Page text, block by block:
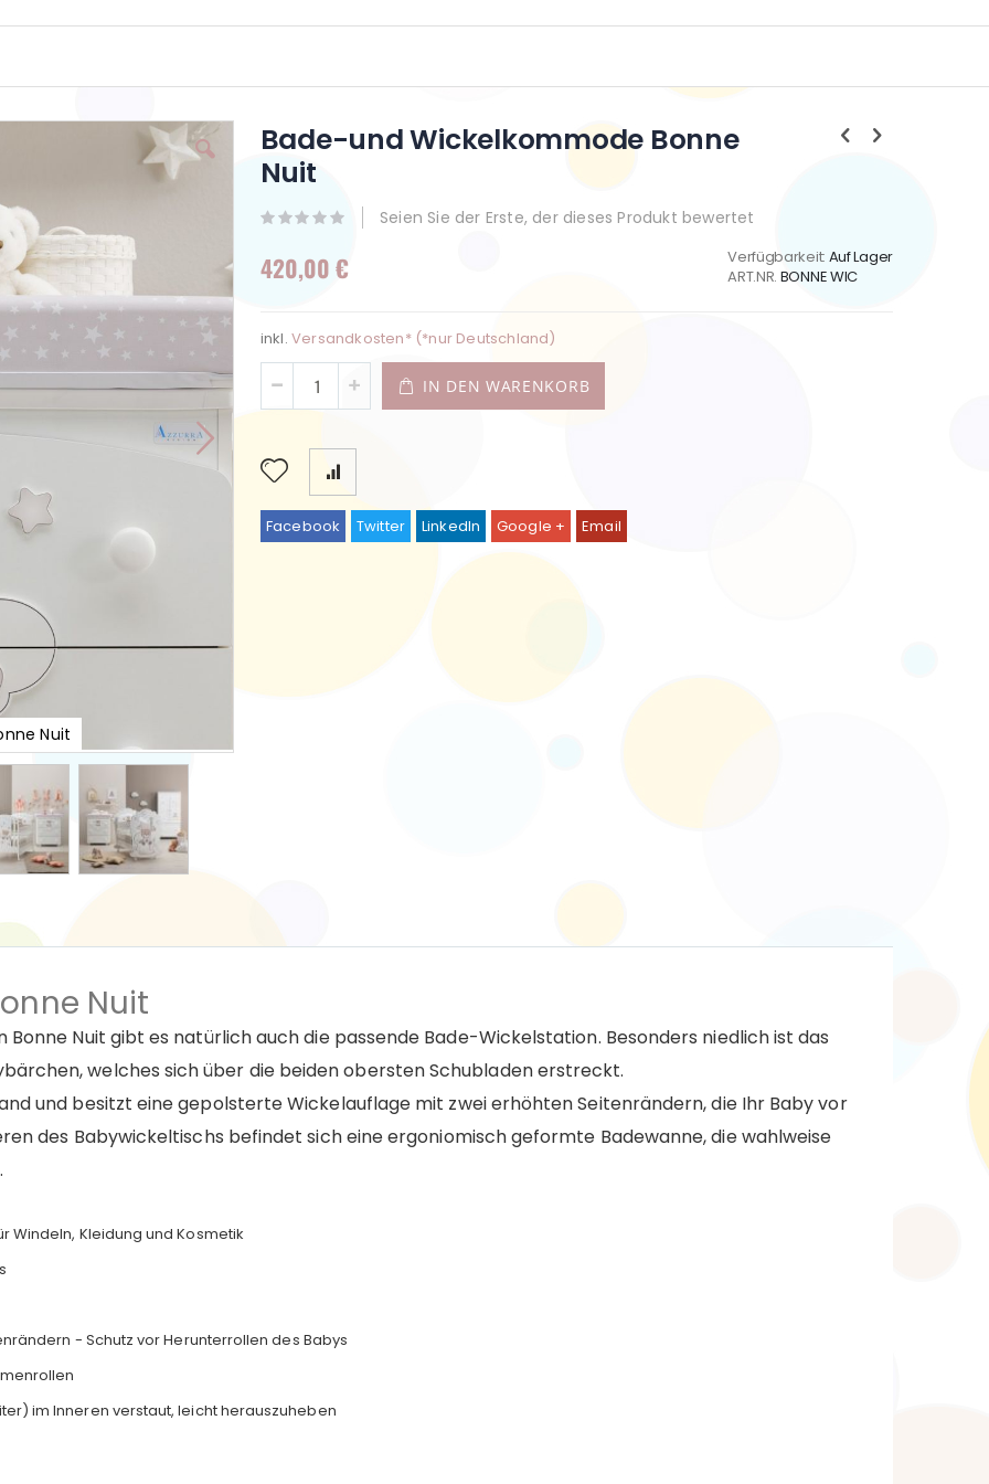
Nuit
Bade-und Wickelkommode Bonne
Nuit
Seien Sie der Erste, der dieses Produkt bewertet
420,00 € Verfügbarkeit: Auf Lager
ART.NR. BONNE WIC
inkl. Versandkosten* (*nur Deutschland)
IN DEN WARENKORB
Facebook Twitter LinkedIn Google + Email
Nuit
Nuit gibt es natürlich auch die passende Bade-Wickelstation. Besonders niedlich ist das
welches sich über die beiden obersten Schubladen erstreckt.
und besitzt eine gepolsterte Wickelauflage mit zwei erhöhten Seitenrändern, die Ihr Baby vor
des Babywickeltischs befindet sich eine ergoniomisch geformte Badewanne, die wahlweise
Windeln, Kleidung und Kosmetik
- Schutz vor Herunterrollen des Babys
im Inneren verstaut, leicht herauszuheben